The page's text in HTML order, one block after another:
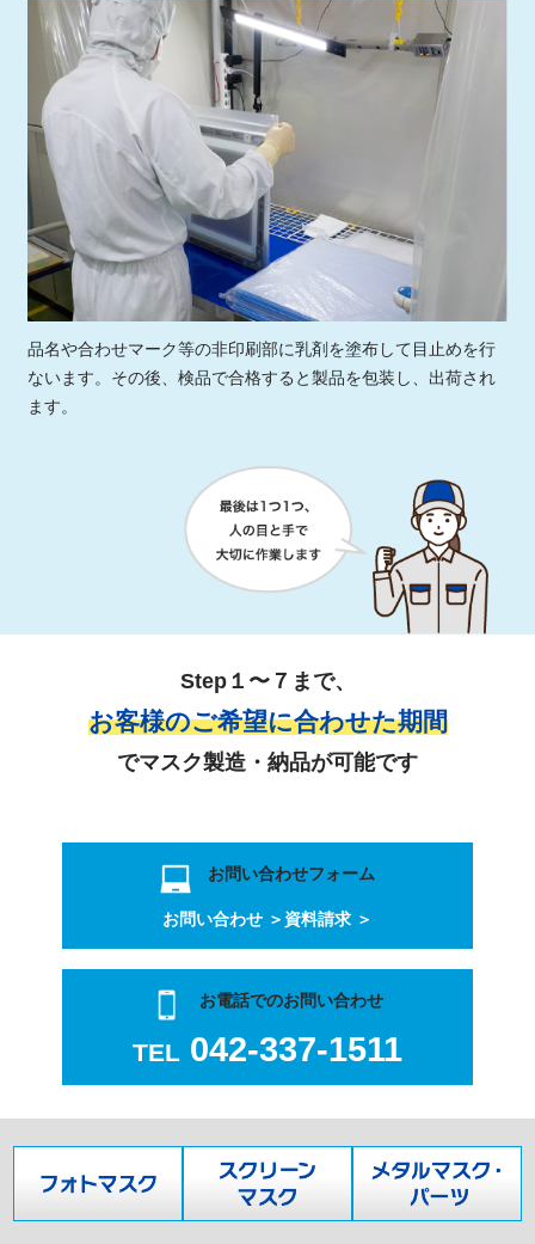
品名や合わせマーク等の非印刷部に乳剤を塗布して目止めを行
ないます。その後、検品で合格すると製品を包装し、出荷され
ます。
Step１〜７まで、
お客様のご希望に合わせた期間
でマスク製造・納品が可能です
お問い合わせフォーム
お問い合わせ ＞ 資料請求 ＞
お電話でのお問い合わせ
TEL 042-337-1511